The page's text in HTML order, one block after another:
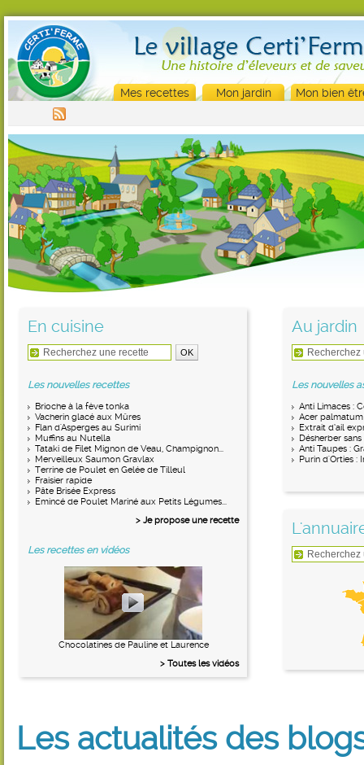
Mes recettes Mon jardin Mon bien
En cuisine
Les nouvelles recettes
Brioche à la fève tonka
Vacherin glacé aux Mûres
Flan d'Asperges au Surimi
Muffins au Nutella
Tataki de Filet Mignon de Veau, Champignon...
Merveilleux Saumon Gravlax
Terrine de Poulet en Gelée de Tilleul
Fraisier rapide
Pâte Brisée Express
Emincé de Poulet Mariné aux Petits Légumes...
> Je propose une recette
Les recettes en vidéos
Chocolatines de Pauline et Laurence
> Toutes les vidéos
Au jardin
Les nouvelles
Anti Limaces :
Acer palmatum
Extrait d’ail
Désherber
Anti Taupes :
Purin d'Orties :
Les actualités des